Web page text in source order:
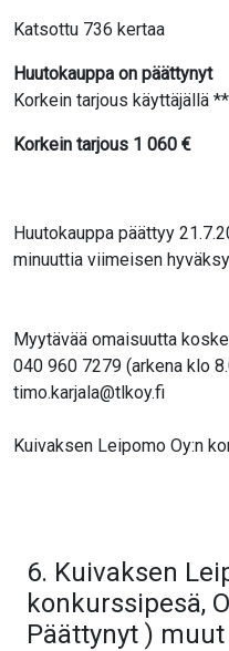
Katsottu 736 kertaa
Huutokauppa on päättynyt
Korkein tarjous käyttäjällä
Korkein tarjous 1 060 €
Huutokauppa päättyy
minuuttia viimeisen
Myytävää omaisuutta
040 960 7279 (arkena klo
timo.karjala@tlkoy.fi
Kuivaksen Leipomo Oy:n
6. Kuivaksen
konkurssipesä,
Päättynyt )